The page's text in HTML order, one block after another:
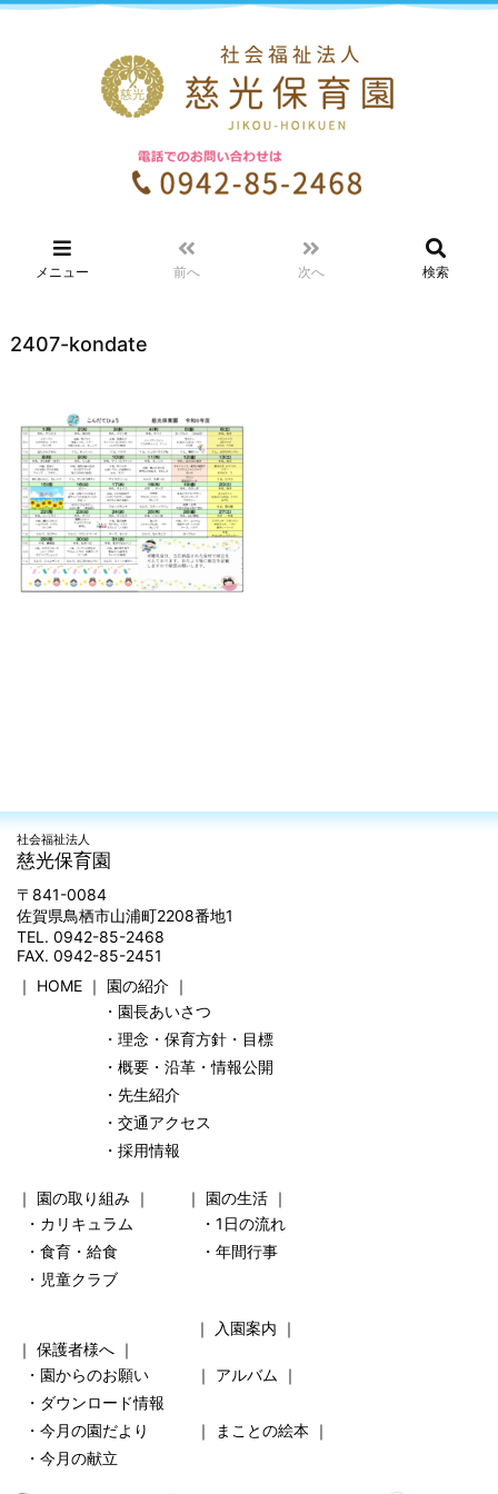
メニュー 前へ 次へ 検索
2407-kondate
社会福祉法人
慈光保育園
〒841-0084
佐賀県鳥栖市山浦町2208番地1
TEL. 0942-85-2468
FAX. 0942-85-2451
｜ HOME ｜ 園の紹介 ｜
・園長あいさつ
・理念・保育方針・目標
・概要・沿革・情報公開
・先生紹介
・交通アクセス
・採用情報
｜ 園の取り組み ｜ ｜ 園の生活 ｜
・カリキュラム
・1日の流れ
・食育・給食
・年間行事
・児童クラブ
｜ 入園案内 ｜
｜ 保護者様へ ｜
・園からのお願い ｜ アルバム ｜
・ダウンロード情報
・今月の園だより
｜ まことの絵本 ｜
・今月の献立